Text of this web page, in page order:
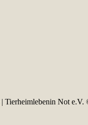
| Tierheimlebenin Not